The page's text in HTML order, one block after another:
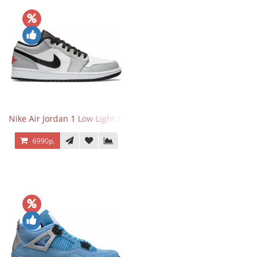
Nike Air Jordan 1 Low Light Smoke Grey
6990р.